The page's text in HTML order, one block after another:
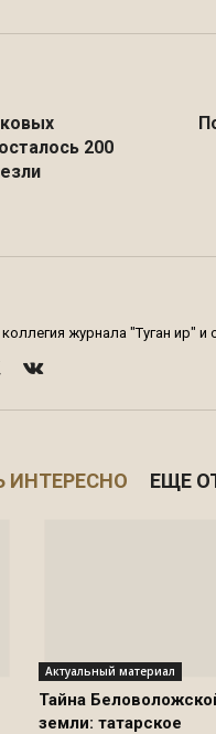
200
журнала "Туган җир"
ЕЩЕ
Актуальный материал
Тайна
земли: татарское